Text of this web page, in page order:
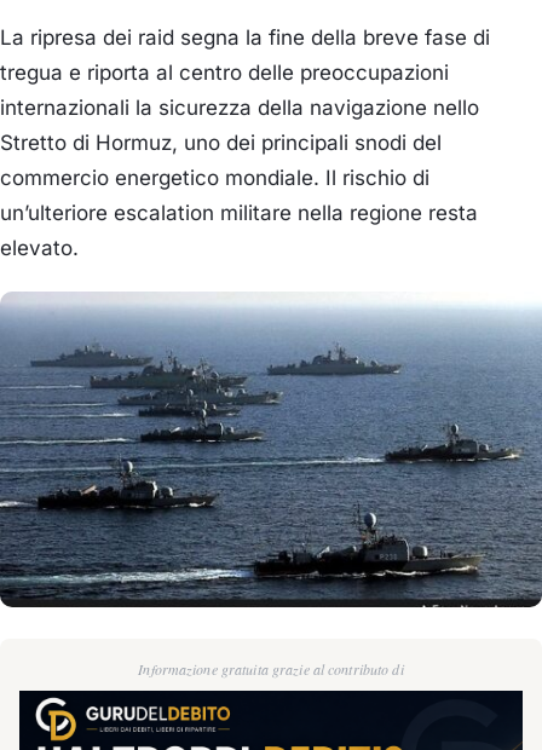
La ripresa dei raid segna la fine della breve fase di
tregua e riporta al centro delle preoccupazioni
internazionali la sicurezza della navigazione nello
Stretto di Hormuz, uno dei principali snodi del
commercio energetico mondiale. Il rischio di
un’ulteriore escalation militare nella regione resta
elevato.
Informazione gratuita grazie al contributo di